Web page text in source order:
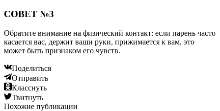
СОВЕТ №3
Обратите внимание на физический контакт: если парень часто
касается вас, держит ваши руки, прижимается к вам, это
может быть признаком его чувств.
Поделиться
Отправить
Класснуть
Твитнуть
Похожие публикации